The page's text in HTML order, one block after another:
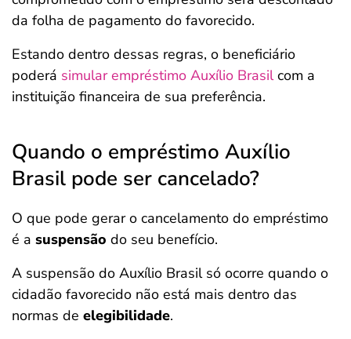
da folha de pagamento do favorecido.
Estando dentro dessas regras, o beneficiário
poderá simular empréstimo Auxílio Brasilcom a
instituição financeira de sua preferência.
Quando o empréstimo Auxílio
Brasil pode ser cancelado?
O que pode gerar o cancelamento do empréstimo
é a suspensão do seu benefício.
A suspensão do Auxílio Brasil só ocorre quando o
cidadão favorecido não está mais dentro das
normas de elegibilidade.